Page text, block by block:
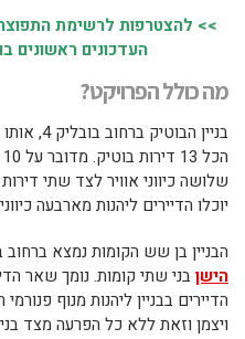
>> להצטרפות לרשימת
העדכונים ראשונים
מה כולל הפרויקט?
שלושה כיווני אוויר לצד שתי
יוכלו הדיירים ליהנות מארבעה
הבניין בן שש הקומות נמצא
הישןבני שתי קומות. נומך שאר
הדיירים בבניין ליהנות מנוף
ויצמן וזאת ללא כל הפרעה מצד